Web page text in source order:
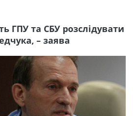
ГПУ та СБУ розслідувати
– заява